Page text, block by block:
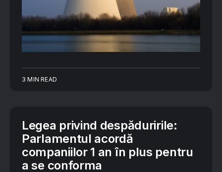
3 MIN READ
Legea privind despăduririle:
Parlamentul acordă
companiilor 1 an în plus pentru
a se conforma